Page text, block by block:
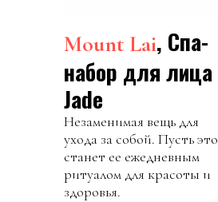
Mount Lai, Спа-
набор для лица
Jade
Незаменимая вещь для
ухода за собой. Пусть это
станет ее ежедневным
ритуалом для красоты и
здоровья.